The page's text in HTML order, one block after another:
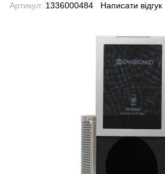
Артикул: 1336000484 Написати відгук